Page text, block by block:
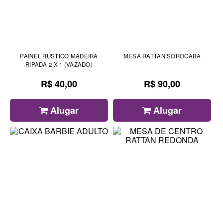
PAINEL RÚSTICO MADEIRA
RIPADA 2 X 1 (VAZADO)
R$ 40,00
Alugar
MESA RATTAN SOROCABA
R$ 90,00
Alugar